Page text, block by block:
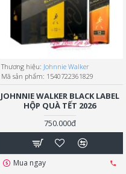
Thương hiệu: Johnnie Walker
Mã sản phẩm: 1540722361829
JOHNNIE WALKER BLACK LABEL
HỘP QUÀ TẾT 2026
750.000đ
Mua ngay